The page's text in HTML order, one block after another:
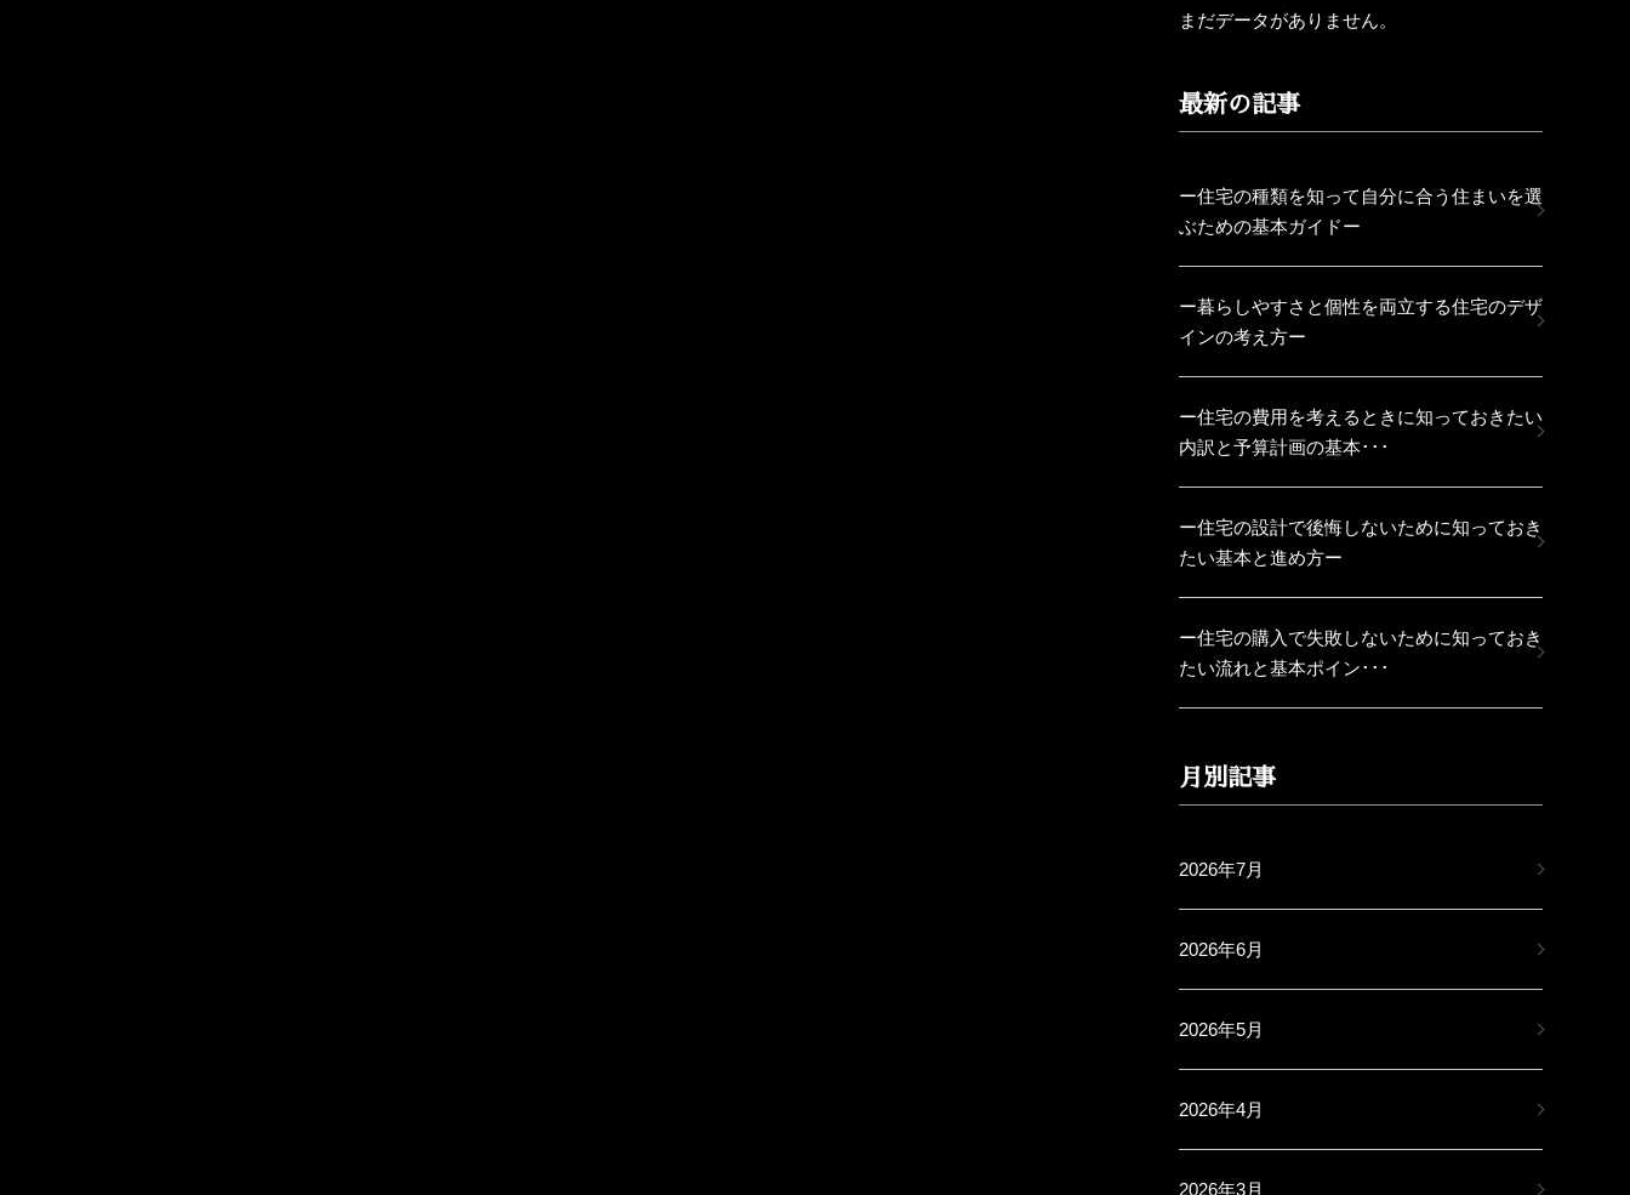
まだデータがありません。
最新の記事
ー住宅の種類を知って自分に合う住まいを選
ぶための基本ガイドー
ー暮らしやすさと個性を両立する住宅のデザ
インの考え方ー
ー住宅の費用を考えるときに知っておきたい
内訳と予算計画の基本･･･
ー住宅の設計で後悔しないために知っておき
たい基本と進め方ー
ー住宅の購入で失敗しないために知っておき
たい流れと基本ポイン･･･
月別記事
2026年7月
2026年6月
2026年5月
2026年4月
2026年3月